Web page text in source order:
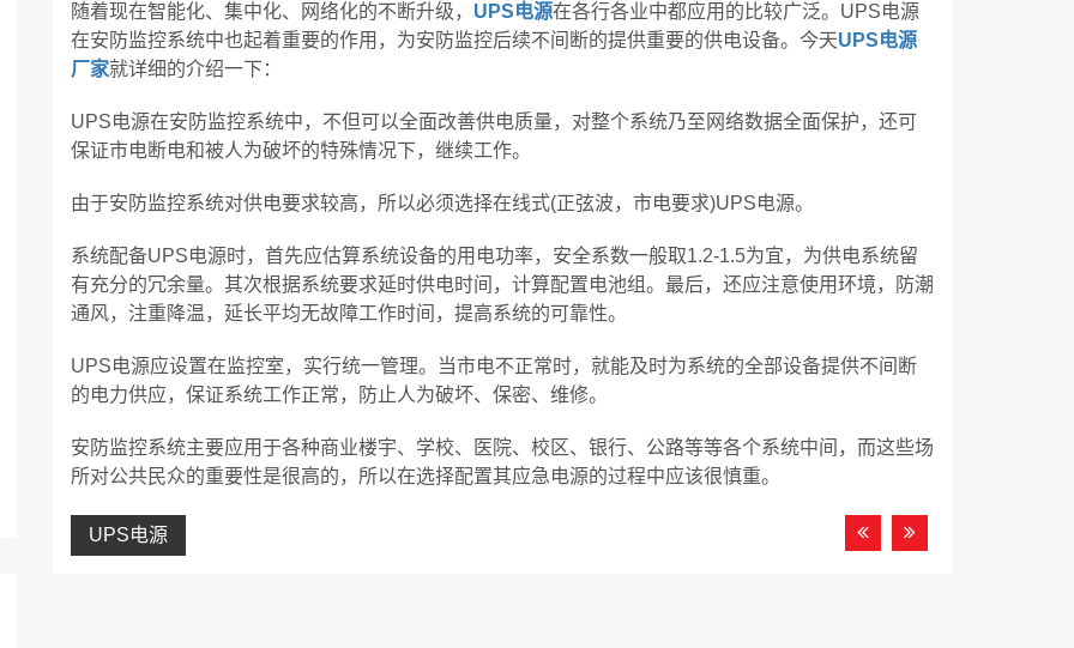
随着现在智能化、集中化、网络化的不断升级， UPS电源在各行各业中都应用的比较广泛。UPS电源
在安防监控系统中也起着重要的作用，为安防监控后续不间断的提供重要的供电设备。今天UPS电源
厂家就详细的介绍一下：
UPS电源在安防监控系统中，不但可以全面改善供电质量，对整个系统乃至网络数据全面保护，还可
保证市电断电和被人为破坏的特殊情况下，继续工作。
由于安防监控系统对供电要求较高，所以必须选择在线式(正弦波，市电要求)UPS电源。
系统配备UPS电源时，首先应估算系统设备的用电功率，安全系数一般取1.2-1.5为宜，为供电系统留
有充分的冗余量。其次根据系统要求延时供电时间，计算配置电池组。最后，还应注意使用环境，防潮
通风，注重降温，延长平均无故障工作时间，提高系统的可靠性。
UPS电源应设置在监控室，实行统一管理。当市电不正常时，就能及时为系统的全部设备提供不间断
的电力供应，保证系统工作正常，防止人为破坏、保密、维修。
安防监控系统主要应用于各种商业楼宇、学校、医院、校区、银行、公路等等各个系统中间，而这些场
所对公共民众的重要性是很高的，所以在选择配置其应急电源的过程中应该很慎重。
UPS电源